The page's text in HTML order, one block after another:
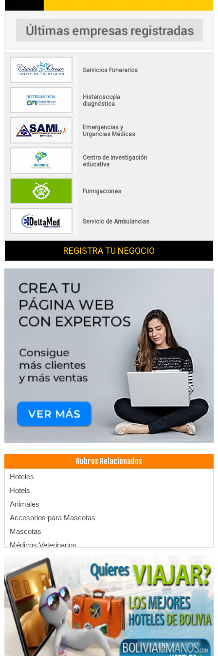
Servicios Funerarios
Histeroscopía
diagnóstica
Emergencias y
Urgencias Médicas
Centro de investigación
educativa
Fumigaciones
Servicio de Ambulancias
REGISTRA TU NEGOCIO
Rubros Relacionados
Hoteles
Hotels
Animales
Accesorios para Mascotas
Mascotas
Médicos Veterinarios
Veterinarias
Clínicas particulares
Clínicas Privadas
Salud: Clínicas
Profesionales
Hostales
Hostel